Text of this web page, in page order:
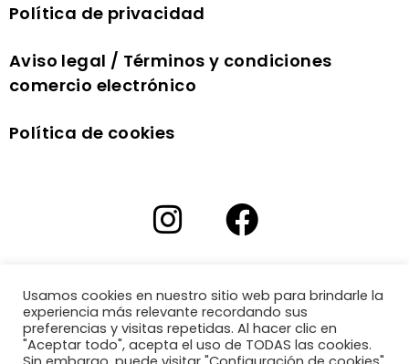
Política de privacidad
Aviso legal / Términos y condiciones
comercio electrónico
Política de cookies
Usamos cookies en nuestro sitio web para brindarle la
experiencia más relevante recordando sus
preferencias y visitas repetidas. Al hacer clic en
"Aceptar todo", acepta el uso de TODAS las cookies.